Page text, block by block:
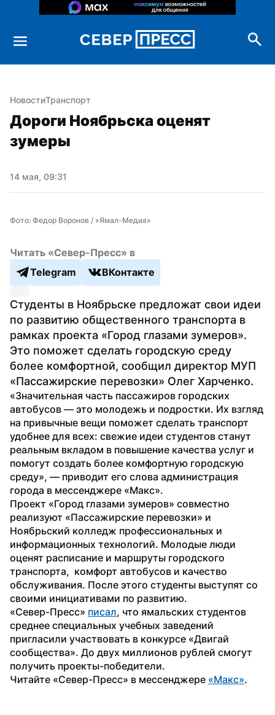
НовостиТранспорт
Дороги Ноябрьска оценят
зумеры
14 мая, 09:31
Фото: Федор Воронов / «Ямал-Медиа»
Читать «Север-Пресс» в
Telegram
ВКонтакте
Студенты в Ноябрьске предложат свои идеи
по развитию общественного транспорта в
рамках проекта «Город глазами зумеров».
Это поможет сделать городскую среду
более комфортной, сообщил директор МУП
«Пассажирские перевозки» Олег Харченко.
«Значительная часть пассажиров городских
автобусов — это молодежь и подростки. Их взгляд
на привычные вещи поможет сделать транспорт
удобнее для всех: свежие идеи студентов станут
реальным вкладом в повышение качества услуг и
помогут создать более комфортную городскую
среду», — приводит его слова администрация
города в мессенджере «Макс».
Проект «Город глазами зумеров» совместно
реализуют «Пассажирские перевозки» и
Ноябрьский колледж профессиональных и
информационных технологий. Молодые люди
оценят расписание и маршруты городского
транспорта,  комфорт автобусов и качество
обслуживания. После этого студенты выступят со
своими инициативами по развитию.
«Север-Пресс» писал, что ямальских студентов
среднее специальных учебных заведений
пригласили участвовать в конкурсе «Двигай
сообщества». До двух миллионов рублей смогут
получить проекты-победители.
Читайте «Север-Пресс» в мессенджере «Макс».